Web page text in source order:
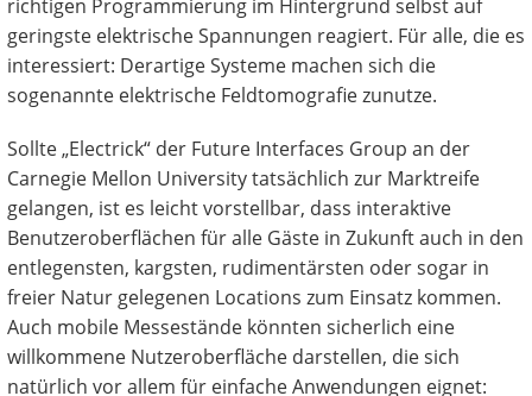
richtigen Programmierung im Hintergrund selbst auf
geringste elektrische Spannungen reagiert. Für alle, die es
interessiert: Derartige Systeme machen sich die
sogenannte elektrische Feldtomografie zunutze.
Sollte „Electrick“ der Future Interfaces Group an der
Carnegie Mellon University tatsächlich zur Marktreife
gelangen, ist es leicht vorstellbar, dass interaktive
Benutzeroberflächen für alle Gäste in Zukunft auch in den
entlegensten, kargsten, rudimentärsten oder sogar in
freier Natur gelegenen Locations zum Einsatz kommen.
Auch mobile Messestände könnten sicherlich eine
willkommene Nutzeroberfläche darstellen, die sich
natürlich vor allem für einfache Anwendungen eignet: